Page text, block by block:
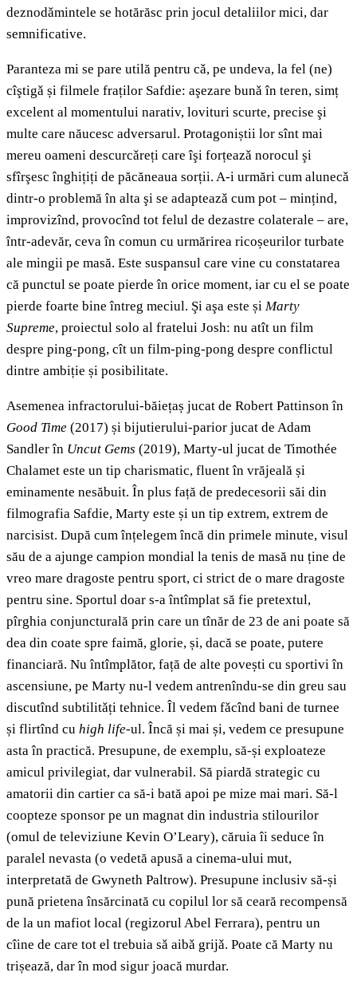
deznodǎmintele se hotărăsc prin jocul detaliilor mici, dar
semnificative.
Paranteza mi se pare utilă pentru cǎ, pe undeva, la fel (ne)
cîştigǎ și filmele fraților Safdie: aşezare bunǎ în teren, simț
excelent al momentului narativ, lovituri scurte, precise şi
multe care năucesc adversarul. Protagoniștii lor sînt mai
mereu oameni descurcǎreți care îşi forțeazǎ norocul şi
sfîrşesc înghițiți de păcăneaua sorții. A-i urmări cum alunecǎ
dintr-o problemă în alta şi se adapteazǎ cum pot – mințind,
improvizînd, provocînd tot felul de dezastre colaterale – are,
într-adevăr, ceva în comun cu urmărirea ricoșeurilor turbate
ale mingii pe masă. Este suspansul care vine cu constatarea
că punctul se poate pierde în orice moment, iar cu el se poate
pierde foarte bine întreg meciul. Şi aşa este și Marty
Supreme, proiectul solo al fratelui Josh: nu atît un film
despre ping-pong, cît un film-ping-pong despre conflictul
dintre ambiție și posibilitate.
Asemenea infractorului-băiețaș jucat de Robert Pattinson în
Good Time (2017) și bijutierului-parior jucat de Adam
Sandler în Uncut Gems (2019), Marty-ul jucat de Timothée
Chalamet este un tip charismatic, fluent în vrăjeală și
eminamente nesăbuit. În plus față de predecesorii săi din
filmografia Safdie, Marty este și un tip extrem, extrem de
narcisist. După cum înțelegem încă din primele minute, visul
său de a ajunge campion mondial la tenis de masă nu ține de
vreo mare dragoste pentru sport, ci strict de o mare dragoste
pentru sine. Sportul doar s-a întîmplat să fie pretextul,
pîrghia conjuncturală prin care un tînăr de 23 de ani poate să
dea din coate spre faimă, glorie, și, dacă se poate, putere
financiară. Nu întîmplător, față de alte povești cu sportivi în
ascensiune, pe Marty nu-l vedem antrenîndu-se din greu sau
discutînd subtilitǎți tehnice. Îl vedem fǎcînd bani de turnee
și flirtînd cu high life-ul. Încă și mai și, vedem ce presupune
asta în practică. Presupune, de exemplu, să-și exploateze
amicul privilegiat, dar vulnerabil. Să piardă strategic cu
amatorii din cartier ca să-i bată apoi pe mize mai mari. Să-l
coopteze sponsor pe un magnat din industria stilourilor
(omul de televiziune Kevin O’Leary), căruia îi seduce în
paralel nevasta (o vedetă apusă a cinema-ului mut,
interpretată de Gwyneth Paltrow). Presupune inclusiv să-și
pună prietena însărcinată cu copilul lor să ceară recompensă
de la un mafiot local (regizorul Abel Ferrara), pentru un
cîine de care tot el trebuia sǎ aibǎ grijǎ. Poate că Marty nu
trișează, dar în mod sigur joacă murdar.